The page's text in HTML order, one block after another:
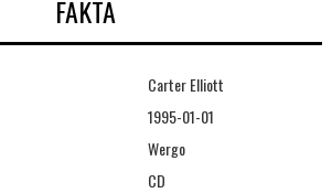
FAKTA
Carter Elliott
1995-01-01
Wergo
CD